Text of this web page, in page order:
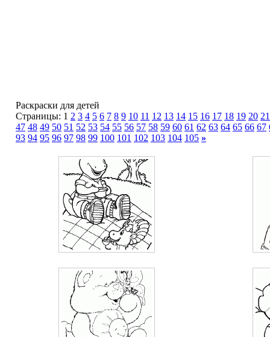
Раскраски для детей
Страницы: 1 2 3 4 5 6 7 8 9 10 11 12 13 14 15 16 17 18 19 20 21
47 48 49 50 51 52 53 54 55 56 57 58 59 60 61 62 63 64 65 66 67
93 94 95 96 97 98 99 100 101 102 103 104 105 »